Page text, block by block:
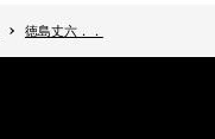
徳島丈六．．